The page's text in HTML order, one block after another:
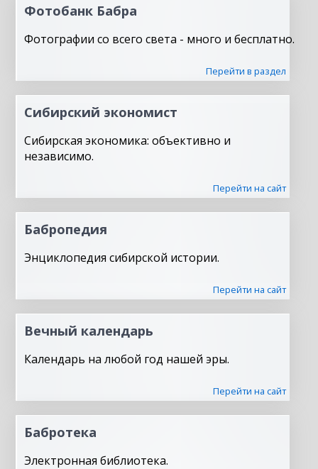
Фотобанк Бабра
Фотографии со всего света - много и бесплатно.
Перейти в раздел
Сибирский экономист
Сибирская экономика: объективно и
независимо.
Перейти на сайт
Бабропедия
Энциклопедия сибирской истории.
Перейти на сайт
Вечный календарь
Календарь на любой год нашей эры.
Перейти на сайт
Бабротека
Электронная библиотека.